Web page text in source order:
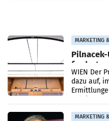
MARKETING
fordert
WIEN Der
dazu auf,
MARKETING